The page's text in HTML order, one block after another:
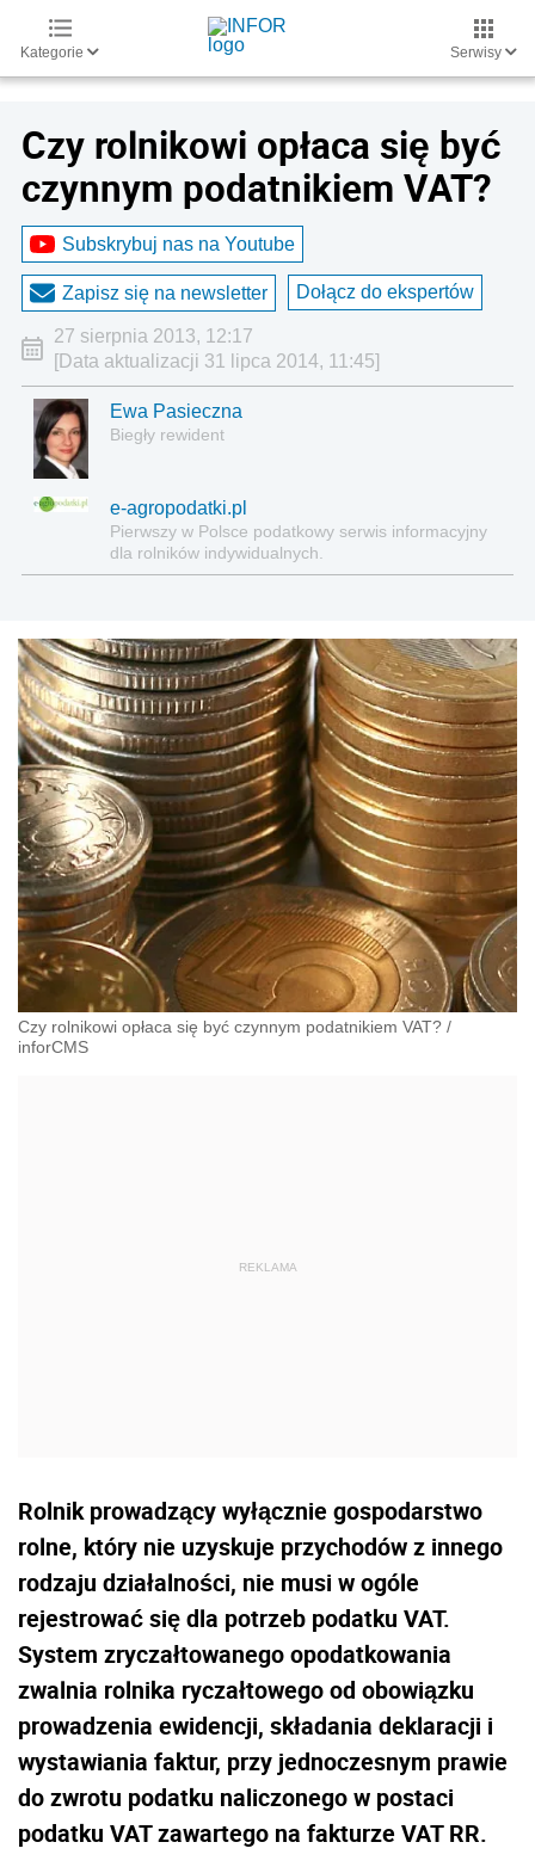
Kategorie Serwisy
Czy rolnikowi opłaca się być
czynnym podatnikiem VAT?
Subskrybuj nas na Youtube
Zapisz się na newsletter Dołącz do ekspertów
27 sierpnia 2013, 12:17
[Data aktualizacji 31 lipca 2014, 11:45]
Ewa Pasieczna
Biegły rewident
e-agropodatki.pl
Pierwszy w Polsce podatkowy serwis informacyjny
dla rolników indywidualnych.
Czy rolnikowi opłaca się być czynnym podatnikiem VAT? /
inforCMS
Rolnik prowadzący wyłącznie gospodarstwo
rolne, który nie uzyskuje przychodów z innego
rodzaju działalności, nie musi w ogóle
rejestrować się dla potrzeb podatku VAT.
System zryczałtowanego opodatkowania
zwalnia rolnika ryczałtowego od obowiązku
prowadzenia ewidencji, składania deklaracji i
wystawiania faktur, przy jednoczesnym prawie
do zwrotu podatku naliczonego w postaci
podatku VAT zawartego na fakturze VAT RR.